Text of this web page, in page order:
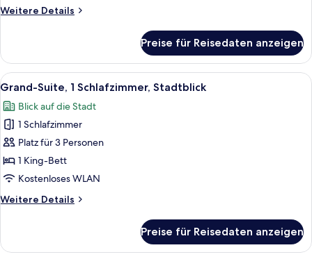
Weitere Details
Weitere
1 King-
Bett,
Stadtblick
Preise für Reisedaten anzeigen
Alle
Fotos
für
Grand-
Suite,
1
Schlafzimmer,
anzeigen
Ein modernes Wohnzimmer mit
2
Grand-Suite, 1 Schlafzimmer, Stadtblick
Blick auf die Stadt
1 Schlafzimmer
Platz für 3 Personen
1 King-Bett
Kostenloses WLAN
Weitere Details
Weitere
Suite,
Preise für Reisedaten anzeigen